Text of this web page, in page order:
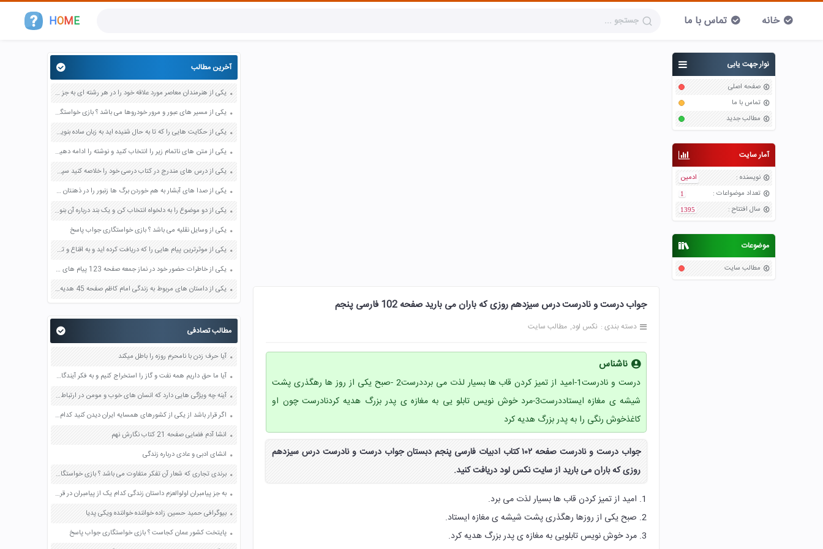
HOME خانه تماس با ما
نوار جهت یابی
صفحه اصلی
تماس با ما
مطالب جدید
آمار سایت
نویسنده :
ادمین
تعداد موضواعات :
1
سال افتتاح :
1395
موضوعات
مطالب سایت
جواب درست و نادرست درس سیزدهم روزی که باران می بارید صفحه 102 فارسی پنجم
دسته بندی : نکس لود مطالب سایت
ناشناس
درست و نادرست1-امید از تمیز کردن قاب ها بسیار لذت می برددرست2 -صبح یکی از روز ها رهگذری پشت
شیشه ی مغازه ایستاددرست3-مرد خوش نویس تابلو یی به مغازه ی پدر بزرگ هدیه کردنادرست چون او
کاغذخوش رنگی را به پدر بزرگ هدیه کرد
جواب درست و نادرست صفحه ۱۰۲ کتاب ادبیات فارسی پنجم دبستان جواب درست و نادرست درس سیزدهم
روزی که باران می بارید از سایت نکس لود دریافت کنید.
1. امید از تمیز کردن قاب ها بسیار لذت می برد.
2. صبح یکی از روزها رهگذری پشت شیشه ی مغازه ایستاد.
3. مرد خوش نویس تابلویی به مغازه ی پدر بزرگ هدیه کرد.
آخرین مطالب
یکی از هنرمندان معاصر مورد علاقه خود را در هر رشته ای به جز عکاسی صفحه 69 فرهنگ و هنر نهم
یکی از مسیر های عبور و مرور خودروها می باشد ؟ بازی خواستگاری جواب پاسخ
یکی از حکایت هایی را که تا به حال شنیده اید به زبان ساده بنویسید صفحه 97 نگارش ششم دبستان
یکی از متن های ناتمام زیر را انتخاب کنید و نوشته را ادامه دهید صفحه 73 و 74 کتاب نگارش فارسی پنجم دبستان
یکی از درس های مندرج در کتاب درسی خود را خلاصه کنید سپس متن خلاصه شده را با بهره گیری از روش های دسته بندی نمودار جدول نقشه مفهومی نشان دهید صفحه 118 نگارش یازدهم
یکی از صدا های آبشار به هم خوردن برگ ها زنبور را در ذهنتان مجسم کنید و درباره آن یک بند بنویسید صفحه 11 نگارش پنجم
یکی از دو موضوع را به دلخواه انتخاب کن و یک بند درباره آن بنویس صفحه 35 کتاب نگارش فارسی سوم
یکی از وسایل نقلیه می باشد ؟ بازی خواستگاری جواب پاسخ
یکی از موثرترین پیام هایی را که دریافت کرده اید و به اقناع و تغییری جدی در شما منجر شده است برسی کنید و علت این تاثیر گذاری قابل توجه را بنویسید صفحه 52 تفکر و سواد رسانه ای دهم
یکی از خاطرات حضور خود در نماز جمعه صفحه 123 پیام های آسمان هفتم
یکی از داستان های مربوط به زندگی امام کاظم صفحه 45 هدیه های آسمان چهارم
مطالب تصادفی
آیا حرف زدن با نامحرم روزه را باطل میکند
آیا ما حق داریم همه نفت و گاز را استخراج کنیم و به فکر آیندگان نباشیم صفحه 38 مطالعات اجتماعی ششم
آینه چه ویژگی هایی دارد که انسان های خوب و مومن در ارتباط دوستانه با یکدیگر باید مثل آینه باشند؟ صفحه 75 هدیه های آسمان چهارم
اگر قرار باشد از یکی از کشورهای همسایه ایران دیدن کنید کدام را انتخاب میکنید دلایل شما برای سفر به آن کشور کدام است صفحه 100 مطالعات اجتماعی ششم
انشا آدم فضایی صفحه 21 کتاب نگارش نهم
انشای ادبی و عادی درباره زندگی
برندی تجاری که شعار آن تفکر متفاوت می باشد ؟ بازی خواستگاری جواب پاسخ
به جز پیامبران اولوالعزم داستان زندگی کدام یک از پیامبران در قرآن آمده است ؟ صفحه 17 کتاب هدیه های آسمانی ششم
بیوگرافی حمید حسین زاده خواننده خواننده ویکی پدیا
پایتخت کشور عمان کجاست ؟ بازی خواستگاری جواب پاسخ